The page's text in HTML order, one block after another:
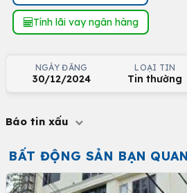
Tính lãi vay ngân hàng
NGÀY ĐĂNG
30/12/2024
LOẠI TIN
Tin thường
Báo tin xấu
BẤT ĐỘNG SẢN BẠN